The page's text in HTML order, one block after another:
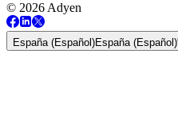
© 2026 Adyen
España (Español)España (Español)